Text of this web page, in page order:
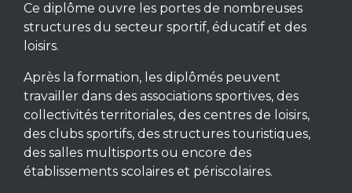
Ce diplôme ouvre les portes de nombreuses
structures du secteur sportif, éducatif et des
loisirs.
Après la formation, les diplômés peuvent
travailler dans des associations sportives, des
collectivités territoriales, des centres de loisirs,
des clubs sportifs, des structures touristiques,
des salles multisports ou encore des
établissements scolaires et périscolaires.